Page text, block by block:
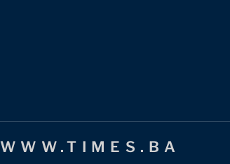
WWW.TIMES.BA